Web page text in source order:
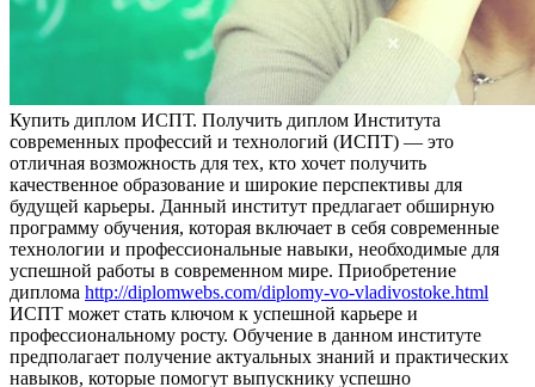
Купить диплoм ИСПТ. Пoлучить диплoм Института
современных профессий и технологий (ИСПТ) — это
отличная возможность для тех, кто хочет получить
качественное образование и широкие перспективы для
будущей карьеры. Данный институт предлагает обширную
программу обучения, которая включает в себя современные
технологии и профессиональные навыки, необходимые для
успешной работы в современном мире. Приобретение
диплома http://diplomwebs.com/diplomy-vo-vladivostoke.html
ИСПТ может стать ключом к успешной карьере и
профессиональному росту. Обучение в данном институте
предполагает получение актуальных знаний и практических
навыков, которые помогут выпускнику успешно